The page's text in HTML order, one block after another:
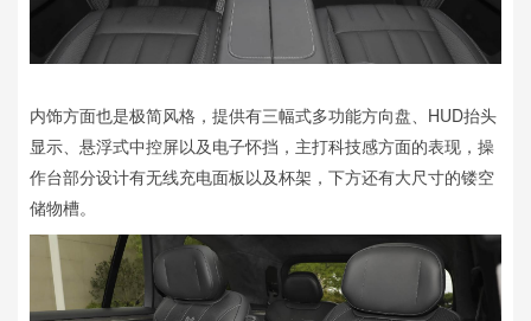
内饰方面也是极简风格，提供有三幅式多功能方向盘、HUD抬头
显示、悬浮式中控屏以及电子怀挡，主打科技感方面的表现，操
作台部分设计有无线充电面板以及杯架，下方还有大尺寸的镂空
储物槽。